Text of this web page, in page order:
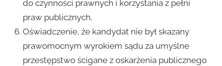
do czynności prawnych i korzystania z pełni
praw publicznych.
Oświadczenie, że kandydat nie był skazany
prawomocnym wyrokiem sądu za umyślne
przestępstwo ścigane z oskarżenia publicznego